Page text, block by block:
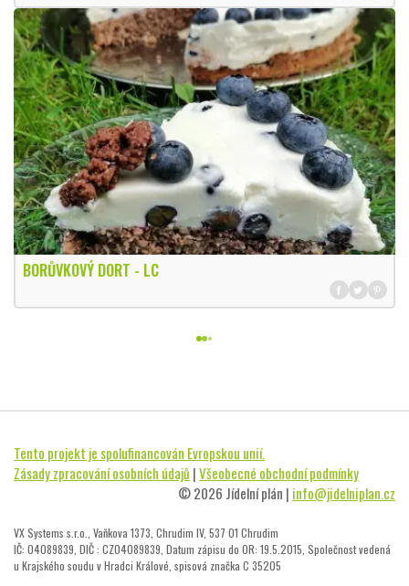
BORŮVKOVÝ DORT - LC
Tento projekt je spolufinancován Evropskou unií.
Zásady zpracování osobních údajů |Všeobecné obchodní podmínky
© 2026 Jídelní plán | info@jidelniplan.cz
VX Systems s.r.o., Vaňkova 1373, Chrudim IV, 537 01 Chrudim
IČ: 04089839, DIČ : CZ04089839, Datum zápisu do OR: 19.5.2015, Společnost vedená
u Krajského soudu v Hradci Králové, spisová značka C 35205